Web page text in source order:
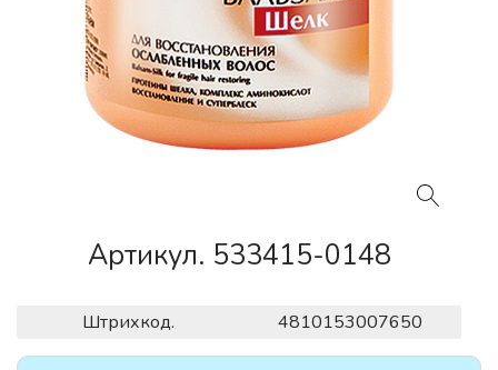
Артикул. 533415-0148
Штрихкод. 4810153007650